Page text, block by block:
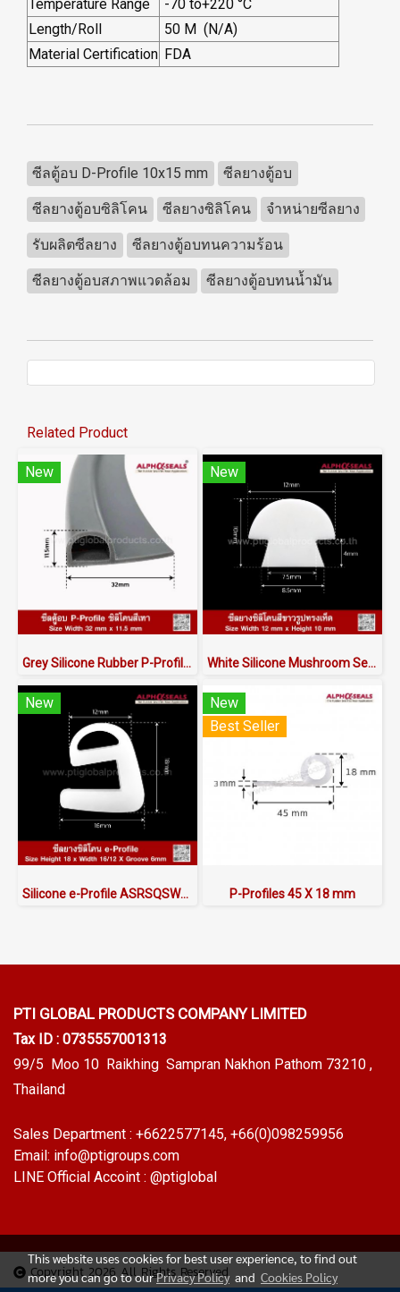
Temperature Range
-70 to+220 °C
Length/Roll
50 M (N/A)
Material Certification FDA
ซีลตู้อบ D-Profile 10x15 mm ซีลยางตู้อบ
ซีลยางตู้อบซิลิโคน ซีลยางซิลิโคน จำหน่ายซีลยาง
รับผลิตซีลยาง ซีลยางตู้อบทนความร้อน
ซีลยางตู้อบสภาพแวดล้อม ซีลยางตู้อบทนน้ำมัน
Related Product
New
Grey Silicone Rubber P-Profile 32x11.5mm
New
White Silicone Mushroom Seals (Food Grade FDA) - ASMRQSW6012X10 | Made in Thailand
New
Silicone e-Profile ASRSQSW6018X16/12 | FDA Food Grade Seal 220°C
New
Best Seller
P-Profiles 45 X 18 mm
PTI GLOBAL PRODUCTS COMPANY LIMITED
Tax ID : 0735557001313
99/5 Moo 10 Raikhing Sampran Nakhon Pathom 73210 ,
Thailand
Sales Department : +6622577145, +66(0)098259956
Email: info@ptigroups.com
LINE Official Accoint : @ptiglobal
Copyright 2026 All Rights Reserved
This website uses cookies for best user experience, to find out
more you can go to ourPrivacy Policy and Cookies Policy